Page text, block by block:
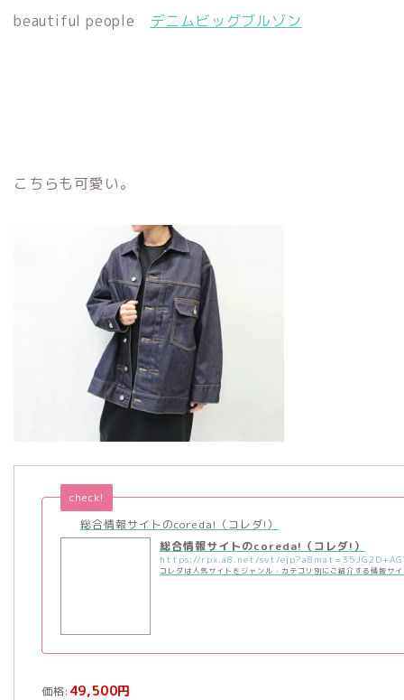
beautiful people デニムビッグブルゾン
こちらも可愛い。
総合情報サイトのcoreda!（コレダ!）
check!
総合情報サイトのcoreda!（コレダ!）
コレダは人気サイトをジャンル・カテゴリ別にご紹介する情報サ
価格: 49,500円